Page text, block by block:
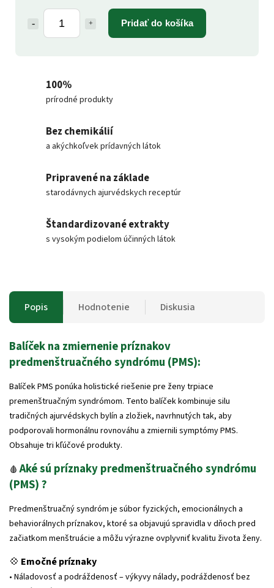
Pridať do košíka
100%
prírodné produkty
Bez chemikálií
a akýchkoľvek prídavných látok
Pripravené na základe
starodávnych ajurvédskych receptúr
Štandardizované extrakty
s vysokým podielom účinných látok
Popis Hodnotenie Diskusia
Balíček na zmiernenie príznakov
predmenštruačného syndrómu (PMS):
Balíček PMS ponúka holistické riešenie pre ženy trpiace
premenštruačným syndrómom. Tento balíček kombinuje silu
tradičných ajurvédskych bylín a zložiek, navrhnutých tak, aby
podporovali hormonálnu rovnováhu a zmiernili symptómy PMS.
Obsahuje tri kľúčové produkty.
🩸Aké sú príznaky predmenštruačného syndrómu
(PMS) ?
Predmenštruačný syndróm je súbor fyzických, emocionálnych a
behaviorálnych príznakov, ktoré sa objavujú spravidla v dňoch pred
začiatkom menštruácie a môžu výrazne ovplyvniť kvalitu života ženy.
💠 Emočné príznaky
• Náladovosť a podráždenosť – výkyvy nálady, podráždenosť bez